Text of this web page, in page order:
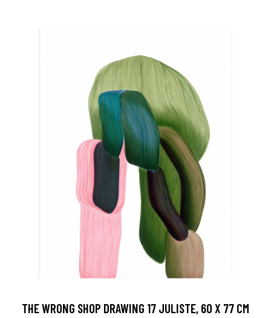
THE WRONG SHOP DRAWING 17 JULISTE, 60 X 77 CM